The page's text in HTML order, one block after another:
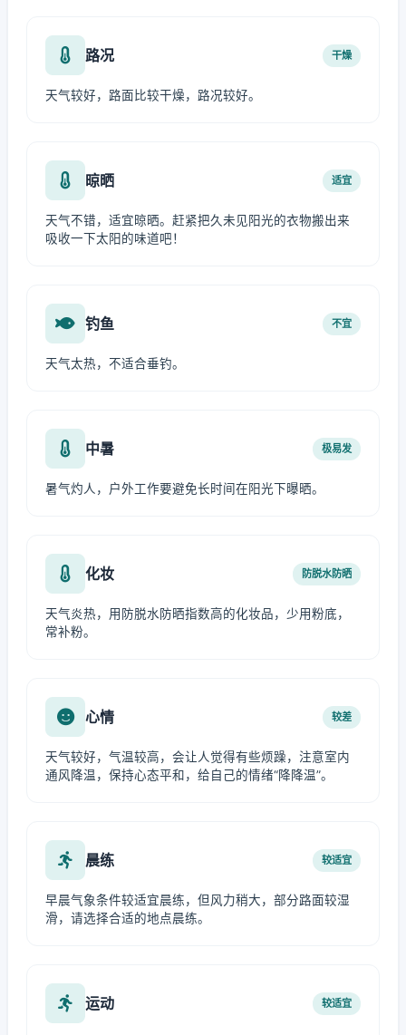
路况 干燥
天气较好，路面比较干燥，路况较好。
晾晒 适宜
天气不错，适宜晾晒。赶紧把久未见阳光的衣物搬出来
吸收一下太阳的味道吧！
钓鱼 不宜
天气太热，不适合垂钓。
中暑 极易发
暑气灼人，户外工作要避免长时间在阳光下曝晒。
化妆 防脱水防晒
天气炎热，用防脱水防晒指数高的化妆品，少用粉底，
常补粉。
心情 较差
天气较好，气温较高，会让人觉得有些烦躁，注意室内
通风降温，保持心态平和，给自己的情绪“降降温”。
晨练 较适宜
早晨气象条件较适宜晨练，但风力稍大，部分路面较湿
滑，请选择合适的地点晨练。
运动 较适宜